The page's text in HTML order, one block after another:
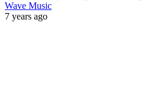
Wave Music
7 years ago